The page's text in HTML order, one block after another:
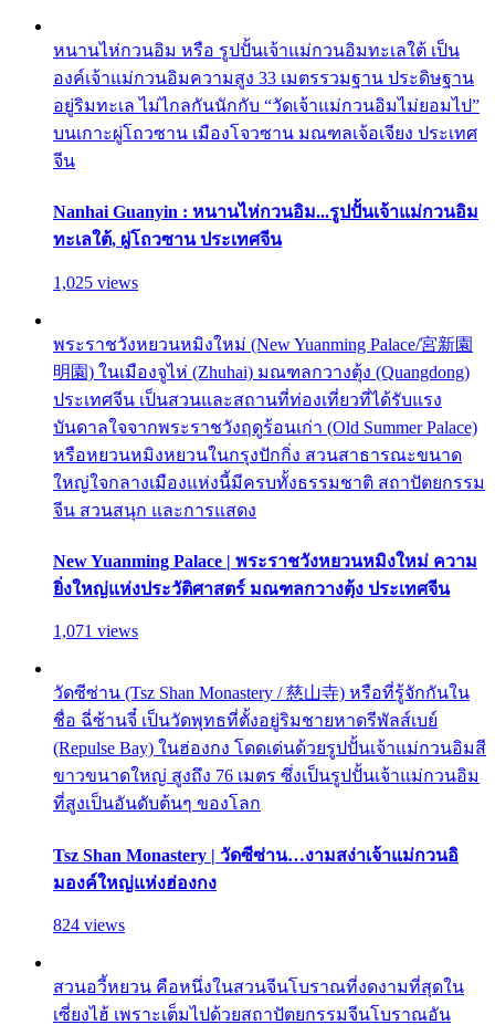
หนานไห่กวนอิม หรือ รูปปั้นเจ้าแม่กวนอิมทะเลใต้ เป็น
องค์เจ้าแม่กวนอิมความสูง 33 เมตรรวมฐาน ประดิษฐาน
อยู่ริมทะเล ไม่ไกลกันนักกับ “วัดเจ้าแม่กวนอิมไม่ยอมไป”
บนเกาะผู่โถวซาน เมืองโจวซาน มณฑลเจ้อเจียง ประเทศ
จีน
Nanhai Guanyin : หนานไห่กวนอิม...รูปปั้นเจ้าแม่กวนอิม
ทะเลใต้, ผู่โถวซาน ประเทศจีน
1,025 views
พระราชวังหยวนหมิงใหม่ (New Yuanming Palace/宮新園
明園) ในเมืองจูไห่ (Zhuhai) มณฑลกวางตุ้ง (Quangdong)
ประเทศจีน เป็นสวนและสถานที่ท่องเที่ยวที่ได้รับแรง
บันดาลใจจากพระราชวังฤดูร้อนเก่า (Old Summer Palace)
หรือหยวนหมิงหยวนในกรุงปักกิ่ง สวนสาธารณะขนาด
ใหญ่ใจกลางเมืองแห่งนี้มีครบทั้งธรรมชาติ สถาปัตยกรรม
จีน สวนสนุก และการแสดง
New Yuanming Palace | พระราชวังหยวนหมิงใหม่ ความ
ยิ่งใหญ่แห่งประวัติศาสตร์ มณฑลกวางตุ้ง ประเทศจีน
1,071 views
วัดซีซ่าน (Tsz Shan Monastery / 慈山寺) หรือที่รู้จักกันใน
ชื่อ ฉี่ซ้านจี๋ เป็นวัดพุทธที่ตั้งอยู่ริมชายหาดรีพัลส์เบย์
(Repulse Bay) ในฮ่องกง โดดเด่นด้วยรูปปั้นเจ้าแม่กวนอิมสี
ขาวขนาดใหญ่ สูงถึง 76 เมตร ซึ่งเป็นรูปปั้นเจ้าแม่กวนอิม
ที่สูงเป็นอันดับต้นๆ ของโลก
Tsz Shan Monastery | วัดซีซ่าน…งามสง่าเจ้าแม่กวนอิ
มองค์ใหญ่แห่งฮ่องกง
824 views
สวนอวี้หยวน คือหนึ่งในสวนจีนโบราณที่งดงามที่สุดใน
เซี่ยงไฮ้ เพราะเต็มไปด้วยสถาปัตยกรรมจีนโบราณอัน